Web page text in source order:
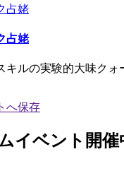
占姥
占姥
キルの実験的大味クォ
イベント開催